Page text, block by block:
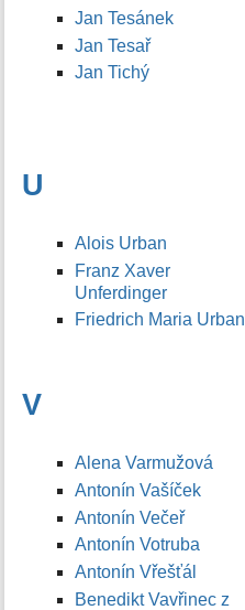
Jan Tesánek
Jan Tesař
Jan Tichý
U
Alois Urban
Franz Xaver
Unferdinger
Friedrich Maria Urban
V
Alena Varmužová
Antonín Vašíček
Antonín Večeř
Antonín Votruba
Antonín Vřešťál
Benedikt Vavřinec z